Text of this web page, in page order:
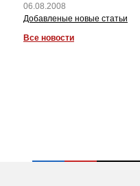
06.08.2008
Добавленые новые статьи
Все новости